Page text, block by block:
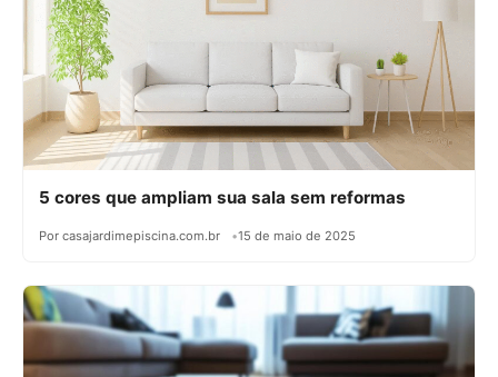
5 cores que ampliam sua sala sem reformas
Por casajardimepiscina.com.br 15 de maio de 2025